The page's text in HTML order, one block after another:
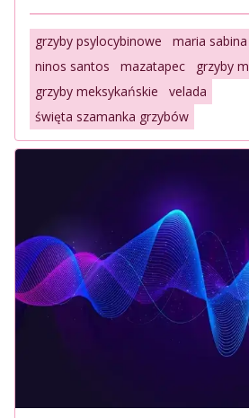
grzyby psylocybinowe maria sabina
ninos santos
mazatapec
grzyby
grzyby meksykańskie
velada
święta szamanka grzybów